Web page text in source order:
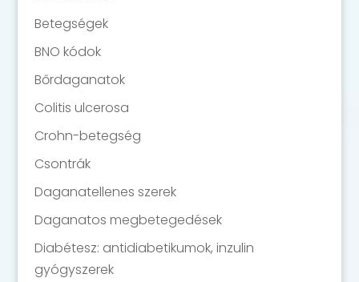
Betegségek
BNO kódok
Bőrdaganatok
Colitis ulcerosa
Crohn-betegség
Csontrák
Daganatellenes szerek
Daganatos megbetegedések
Diabétesz: antidiabetikumok, inzulin
gyógyszerek